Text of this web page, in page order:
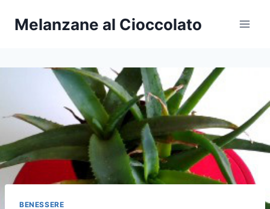
Melanzane al Cioccolato
BENESSERE